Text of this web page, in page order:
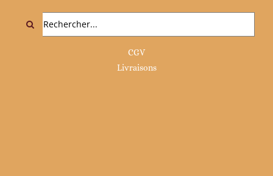
Rechercher:
CGV
Livraisons